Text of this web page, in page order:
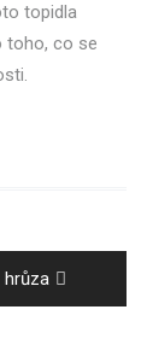
topidla
toho, co se